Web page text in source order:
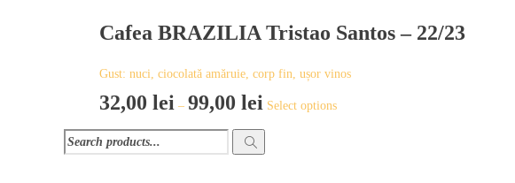
Cafea BRAZILIA Tristao Santos – 22/23
Gust: nuci, ciocolată amăruie, corp fin, ușor vinos
32,00 lei – 99,00 lei Select options